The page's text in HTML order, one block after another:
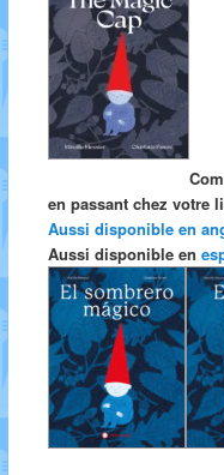
en passant chez votre
Aussi disponible en
Aussi disponible en